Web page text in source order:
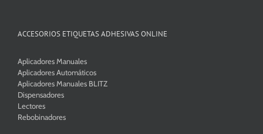
ACCESORIOS ETIQUETAS ADHESIVAS ONLINE
Aplicadores Manuales
Aplicadores Automáticos
Aplicadores Manuales BLITZ
Dispensadores
Lectores
Rebobinadores